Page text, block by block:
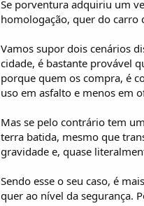
Se porventura adquiriu um
homologação, quer do carro
Vamos supor dois cenários
cidade, é bastante provável
porque quem os compra, é
uso em asfalto e menos em
Mas se pelo contrário tem
terra batida, mesmo que
gravidade e, quase
Sendo esse o seu caso, é
quer ao nível da segurança.